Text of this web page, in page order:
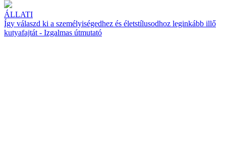
ÁLLATI
Így válaszd ki a személyiségedhez és életstílusodhoz leginkább illő
kutyafajtát - Izgalmas útmutató